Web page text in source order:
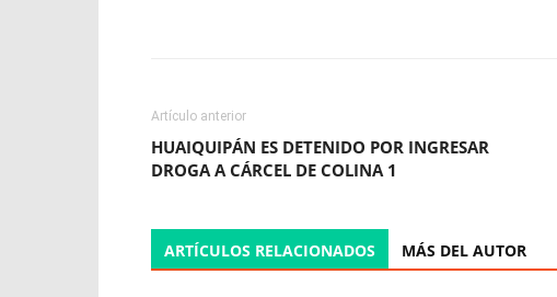
Artículo anterior
HUAIQUIPÁN ES DETENIDO POR INGRESAR
DROGA A CÁRCEL DE COLINA 1
ARTÍCULOS RELACIONADOS MÁS DEL AUTOR